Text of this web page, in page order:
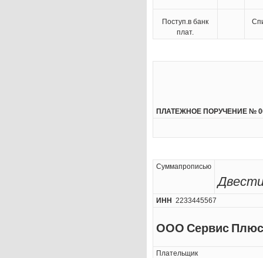
Поступ.в банк
плат.
ПЛАТЕЖНОЕ ПОРУЧЕНИЕ №
Суммапрописью
ИНН 2233445567
ООО Сервис Плюс
Плательщик